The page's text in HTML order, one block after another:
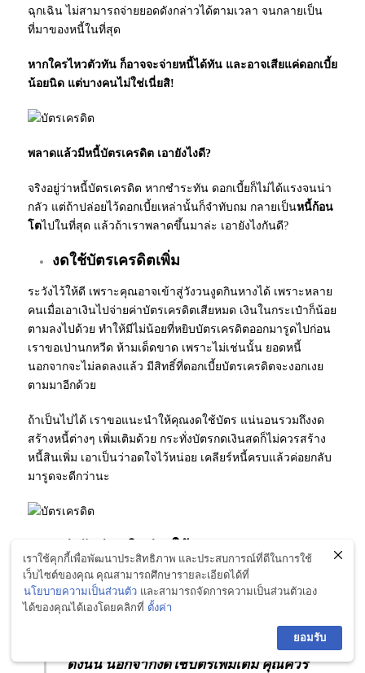
ฉุกเฉิน ไม่สามารถจ่ายยอดดังกล่าวได้ตามเวลา จนกลายเป็น
ที่มาของหนี้ในที่สุด
หากใครไหวตัวทัน ก็อาจจะจ่ายหนี้ได้ทัน และอาจเสียแค่ดอกเบี้ย
น้อยนิด แต่บางคนไม่ใช่เนี่ยสิ!
พลาดแล้วมีหนี้บัตรเครดิต เอายังไงดี?
จริงอยู่ว่าหนี้บัตรเครดิต หากชำระทัน ดอกเบี้ยก็ไม่ได้แรงจนน่า
กลัว แต่ถ้าปล่อยไว้ดอกเบี้ยเหล่านั้นก็จำทับถม กลายเป็นหนี้ก้อน
โตไปในที่สุด แล้วถ้าเราพลาดขึ้นมาล่ะ เอายังไงกันดี?
งดใช้บัตรเครดิตเพิ่ม
ระวังไว้ให้ดี เพราะคุณอาจเข้าสู่วังวนงูดกินหางได้ เพราะหลาย
คนเมื่อเอาเงินไปจ่ายค่าบัตรเครดิตเสียหมด เงินในกระเป๋าก็น้อย
ตามลงไปด้วย ทำให้มีไม่น้อยที่หยิบบัตรเครดิตออกมารูดไปก่อน
เราขอเป่านกหวีด ห้ามเด็ดขาด เพราะไม่เช่นนั้น ยอดหนี้
นอกจากจะไม่ลดลงแล้ว มีสิทธิ์ที่ดอกเบี้ยบัตรเครดิตจะงอกเงย
ตามมาอีกด้วย
ถ้าเป็นไปได้ เราขอแนะนำให้คุณงดใช้บัตร แน่นอนรวมถึงงด
สร้างหนี้ต่างๆ เพิ่มเติมด้วย กระทั่งบัตรกดเงินสดก็ไม่ควรสร้าง
หนี้สินเพิ่ม เอาเป็นว่าอดใจไว้หน่อย เคลียร์หนี้ครบแล้วค่อยกลับ
มารูดจะดีกว่านะ
อย่างที่เราบอกไป ปัญหาของหนี้บัตรเครดิต เกิดจากพฤติกรรมงู
กินหาง รูดเกินตัว พอถึงรอบทบบิลจ่ายหนี้จนกระเป๋าแห้งกรอบ ก็
หยิบบัตรเครดิตวนมารูดจ่ายล่วงหน้าไปก่อน
ดังนั้น นอกจากงดใช้บัตรเพิ่มเติม คุณควร
เราใช้คุกกี้เพื่อพัฒนาประสิทธิภาพ และประสบการณ์ที่ดีในการใช้
เว็บไซต์ของคุณ คุณสามารถศึกษารายละเอียดได้ที่
นโยบายความเป็นส่วนตัว และสามารถจัดการความเป็นส่วนตัวเอง
ได้ของคุณได้เองโดยคลิกที่ ตั้งค่า
ยอมรับ